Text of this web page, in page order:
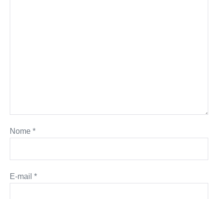
Nome *
E-mail *